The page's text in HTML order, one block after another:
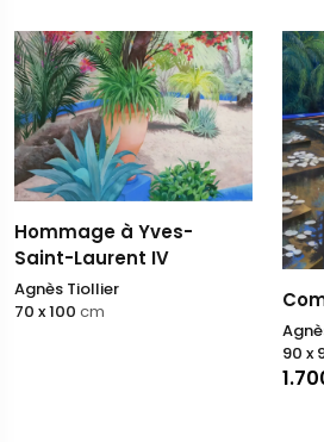
Hommage à Yves-
Saint-Laurent IV
Agnès Tiollier
70 x 100 cm
90 x